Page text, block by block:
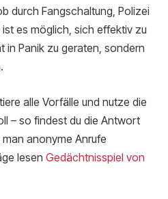
durch Fangschaltung, Polizei
es möglich, sich effektiv zu
in Panik zu geraten, sondern
alle Vorfälle und nutze die
– so findest du die Antwort
anonyme Anrufe
lesen Gedächtnisspiel von